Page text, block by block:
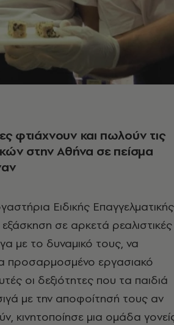
φτιάχνουν και πωλούν τις
στην Αθήνα σε πείσμα
Ειδικής Επαγγελματικής
σε αρκετά ρεαλιστικές
με το δυναμικό τους, να
προσαρμοσμένο εργασιακό
οι δεξιότητες που τα παιδιά
με την αποφοίτησή τους αν
κινητοποίησε μια ομάδα